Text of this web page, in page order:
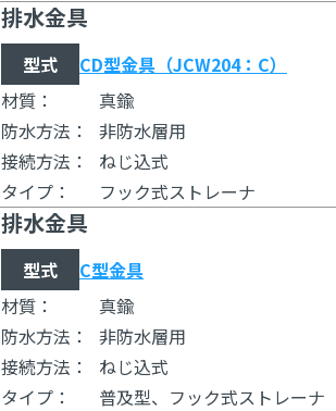
排水金具
型式
CD型金具（JCW204：C）
材質：
真鍮
防水方法：
非防水層用
接続方法：
ねじ込式
タイプ：
フック式ストレーナ
排水金具
型式
C型金具
材質：
真鍮
防水方法：
非防水層用
接続方法：
ねじ込式
タイプ：
普及型、フック式ストレーナ